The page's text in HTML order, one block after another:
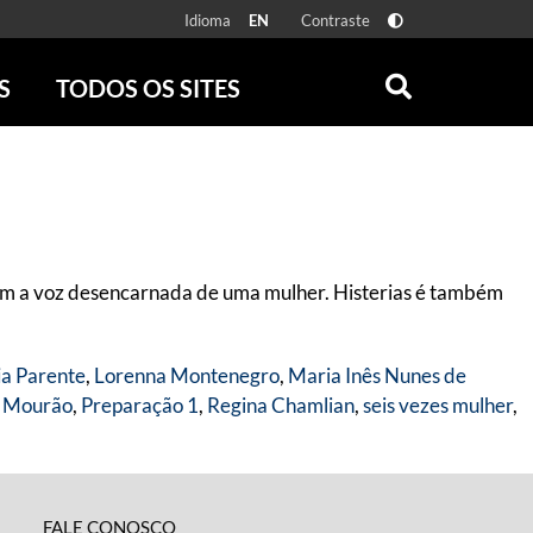
Idioma EN Contraste
TODOS OS SITES
TESTEMUNHA OCULAR
SERROTE
VER TODOS
voz desencarnada de uma mulher. Histerias é também
Parente, Lorenna Montenegro, Maria Inês Nunes de
, Preparação 1, Regina Chamlian,seis vezes mulher,
FALE CONOSCO